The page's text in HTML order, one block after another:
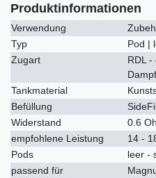
Produktinformationen
Verwendung
Typ
Pod |
Zugart
RDL
Tankmaterial
Befüllung
Widerstand
0.6
empfohlene Leistung
14 -
Pods
leer -
passend für